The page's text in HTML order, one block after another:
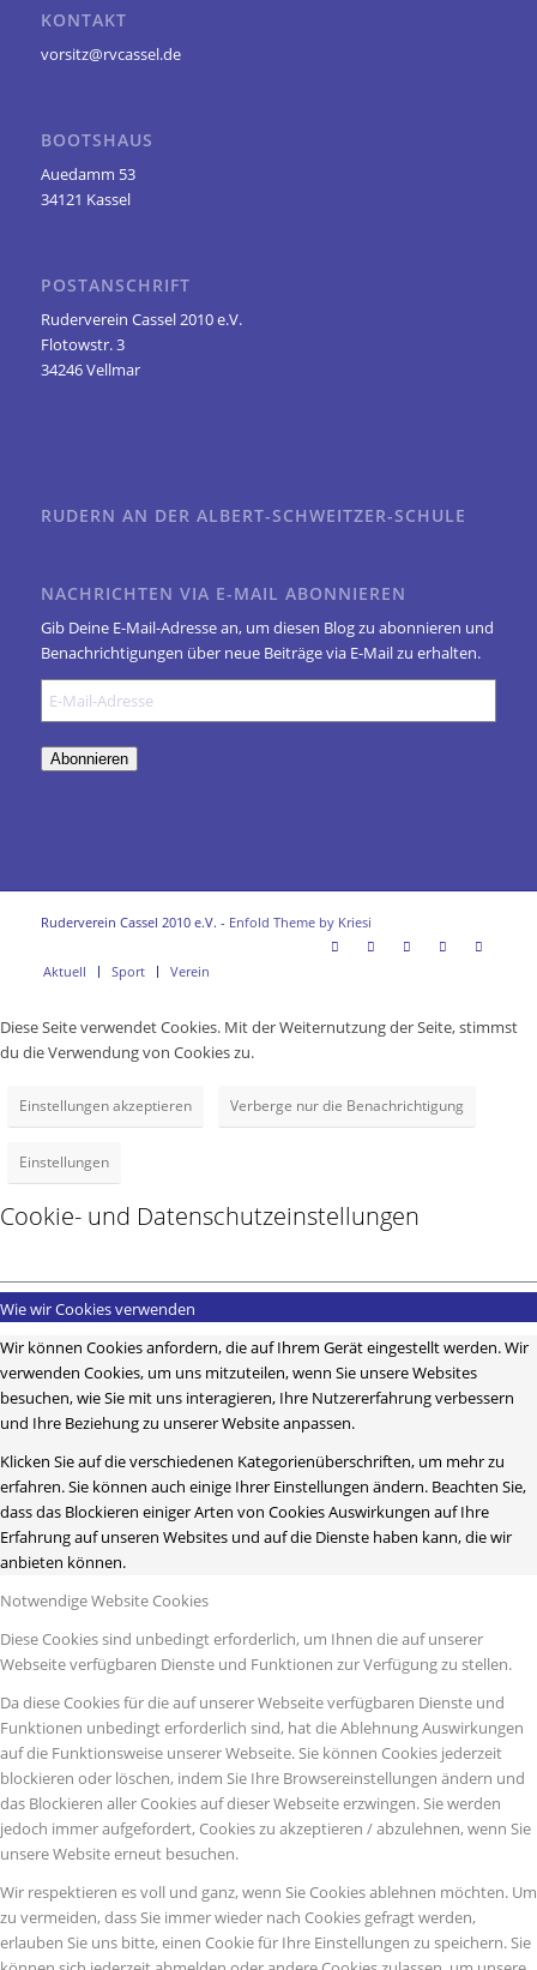
KONTAKT
vorsitz@rvcassel.de
BOOTSHAUS
Auedamm 53
34121 Kassel
POSTANSCHRIFT
Ruderverein Cassel 2010 e.V.
Flotowstr. 3
34246 Vellmar
RUDERN AN DER ALBERT-SCHWEITZER-SCHULE
NACHRICHTEN VIA E-MAIL ABONNIEREN
Gib Deine E-Mail-Adresse an, um diesen Blog zu abonnieren und
Benachrichtigungen über neue Beiträge via E-Mail zu erhalten.
E-
Mail-
Adresse
Abonnieren
Ruderverein Cassel 2010 e.V. - Enfold Theme by Kriesi
Aktuell Sport Verein
Diese Seite verwendet Cookies. Mit der Weiternutzung der Seite, stimmst
du die Verwendung von Cookies zu.
Einstellungen akzeptieren Verberge nur die Benachrichtigung
Einstellungen
Cookie- und Datenschutzeinstellungen
Wie wir Cookies verwenden
Wir können Cookies anfordern, die auf Ihrem Gerät eingestellt werden. Wir
verwenden Cookies, um uns mitzuteilen, wenn Sie unsere Websites
besuchen, wie Sie mit uns interagieren, Ihre Nutzererfahrung verbessern
und Ihre Beziehung zu unserer Website anpassen.
Klicken Sie auf die verschiedenen Kategorienüberschriften, um mehr zu
erfahren. Sie können auch einige Ihrer Einstellungen ändern. Beachten Sie,
dass das Blockieren einiger Arten von Cookies Auswirkungen auf Ihre
Erfahrung auf unseren Websites und auf die Dienste haben kann, die wir
anbieten können.
Notwendige Website Cookies
Diese Cookies sind unbedingt erforderlich, um Ihnen die auf unserer
Webseite verfügbaren Dienste und Funktionen zur Verfügung zu stellen.
Da diese Cookies für die auf unserer Webseite verfügbaren Dienste und
Funktionen unbedingt erforderlich sind, hat die Ablehnung Auswirkungen
auf die Funktionsweise unserer Webseite. Sie können Cookies jederzeit
blockieren oder löschen, indem Sie Ihre Browsereinstellungen ändern und
das Blockieren aller Cookies auf dieser Webseite erzwingen. Sie werden
jedoch immer aufgefordert, Cookies zu akzeptieren / abzulehnen, wenn Sie
unsere Website erneut besuchen.
Wir respektieren es voll und ganz, wenn Sie Cookies ablehnen möchten. Um
zu vermeiden, dass Sie immer wieder nach Cookies gefragt werden,
erlauben Sie uns bitte, einen Cookie für Ihre Einstellungen zu speichern. Sie